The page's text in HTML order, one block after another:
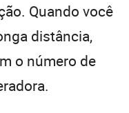
Quando você
distância,
o número de